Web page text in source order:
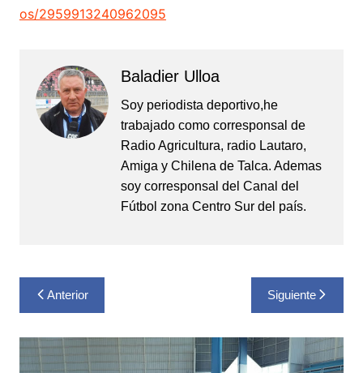
os/2959913240962095
Baladier Ulloa
Soy periodista deportivo,he
trabajado como corresponsal de
Radio Agricultura, radio Lautaro,
Amiga y Chilena de Talca. Ademas
soy corresponsal del Canal del
Fútbol zona Centro Sur del país.
Navegación
de
entradas
Anterior Siguiente